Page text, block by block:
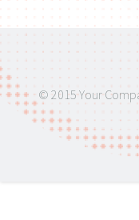
© 2015 Your